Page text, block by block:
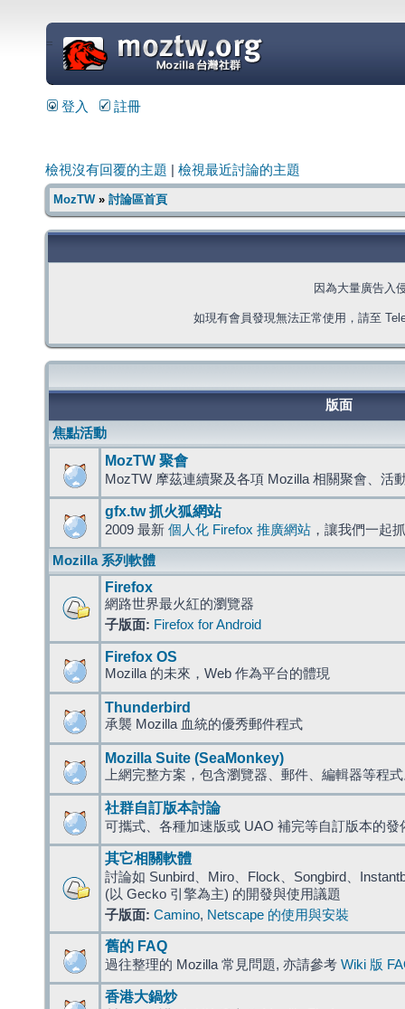
=
登入 註冊
檢視沒有回覆的主題 檢視最近討論的主題
MozTW» 討論區首頁
因為大量廣告入
如現有會員發現無法正常使用，請至
版面
焦點活動
MozTW 聚會
MozTW 摩茲連續聚及各項 Mozilla 相關聚會、活
gfx.tw 抓火狐網站
2009 最新 個人化 Firefox 推廣網站 ，讓我們一起
Mozilla 系列軟體
Firefox
網路世界最火紅的瀏覽器
子版面: Firefox for Android
Firefox OS
Mozilla 的未來，Web 作為平台的體現
Thunderbird
承襲 Mozilla 血統的優秀郵件程式
Mozilla Suite (SeaMonkey)
上網完整方案，包含瀏覽器、郵件、編輯器等程
社群自訂版本討論
可攜式、各種加速版或 UAO 補完等自訂版本的發
其它相關軟體
討論如 Sunbird、Miro、Flock、Songbird、
(以 Gecko 引擎為主) 的開發與使用議題
子版面: Camino, Netscape 的使用與安裝
舊的 FAQ
過往整理的 Mozilla 常見問題, 亦請參考 Wiki 版
香港大鍋炒